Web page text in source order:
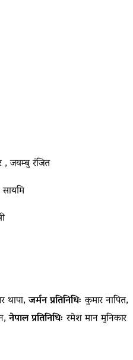
, जयम्बु रंजित
थापा,जर्मन प्रतिनिधिः कुमार नापित,
नेपाल प्रतिनिधिः रमेश मान मुनिकार